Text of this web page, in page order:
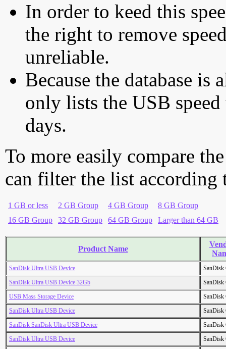
In order to keed this
the right to remove
unreliable.
Because the database is
only lists the USB
days.
To more easily compare
can filter the list according
1 GB or less 2 GB Group 4 GB Group
8 GB Group
16 GB Group
32 GB Group 64 GB Group Larger than 64 GB
Product Name
SanDisk Ultra USB Device
SanDisk
SanDisk Ultra USB Device 32Gb
SanDisk
USB Mass Storage Device
SanDisk
SanDisk Ultra USB Device
SanDisk
SanDisk SanDisk Ultra USB Device
SanDisk
SanDisk Ultra USB Device
SanDisk